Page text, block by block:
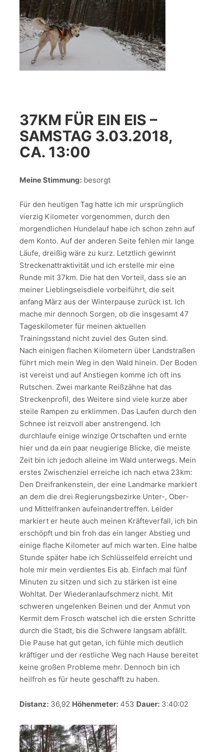
37KM FÜR EIN EIS –
SAMSTAG 3.03.2018,
CA. 13:00
Meine Stimmung: besorgt
Für den heutigen Tag hatte ich mir ursprünglich
vierzig Kilometer vorgenommen, durch den
morgendlichen Hundelauf habe ich schon zehn auf
dem Konto. Auf der anderen Seite fehlen mir lange
Läufe, dreißig wäre zu kurz. Letztlich gewinnt
Streckenattraktivität und ich erstelle mir eine
Runde mit 37km. Die hat den Vorteil, dass sie an
meiner Lieblingseisdiele vorbeiführt, die seit
anfang März aus der Winterpause zurück ist. Ich
mache mir dennoch Sorgen, ob die insgesamt 47
Tageskilometer für meinen aktuellen
Trainingsstand nicht zuviel des Guten sind.
Nach einigen flachen Kilometern über Landstraßen
führt mich mein Weg in den Wald hinein. Der Boden
ist vereist und auf Anstiegen komme ich oft ins
Rutschen. Zwei markante Reißzähne hat das
Streckenprofil, des Weitere sind viele kurze aber
steile Rampen zu erklimmen. Das Laufen durch den
Schnee ist reizvoll aber anstrengend. Ich
durchlaufe einige winzige Ortschaften und ernte
hier und da ein paar neugierige Blicke, die meiste
Zeit bin ich jedoch alleine im Wald unterwegs. Mein
erstes Zwischenziel erreiche ich nach etwa 23km:
Den Dreifrankenstein, der eine Landmarke markiert
an dem die drei Regierungsbezirke Unter-, Ober-
und Mittelfranken aufeinandertreffen. Leider
markiert er heute auch meinen Kräfteverfall, ich bin
erschöpft und bin froh das ein langer Abstieg und
einige flache Kilometer auf mich warten. Eine halbe
Stunde später habe ich Schlüsselfeld erreicht und
hole mir mein verdientes Eis ab. Einfach mal fünf
Minuten zu sitzen und sich zu stärken ist eine
Wohltat. Der Wiederanlaufschmerz nicht. Mit
schweren ungelenken Beinen und der Anmut von
Kermit dem Frosch watschel ich die ersten Schritte
durch die Stadt, bis die Schwere langsam abfällt.
Die Pause hat gut getan, ich fühle mich deutlich
kräftiger und der restliche Weg nach Hause bereitet
keine großen Probleme mehr. Dennoch bin ich
heilfroh es für heute geschafft zu haben.
Distanz: 36,92 Höhenmeter: 453 Dauer: 3:40:02